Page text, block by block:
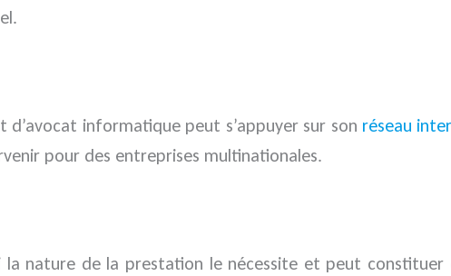
d’avocat informatique peut s’appuyer sur son réseau
pour des entreprises multinationales.
la nature de la prestation le nécessite et peut